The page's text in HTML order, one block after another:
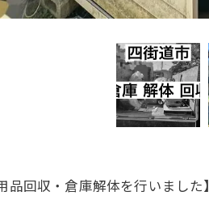
品回収・倉庫解体を行いました】